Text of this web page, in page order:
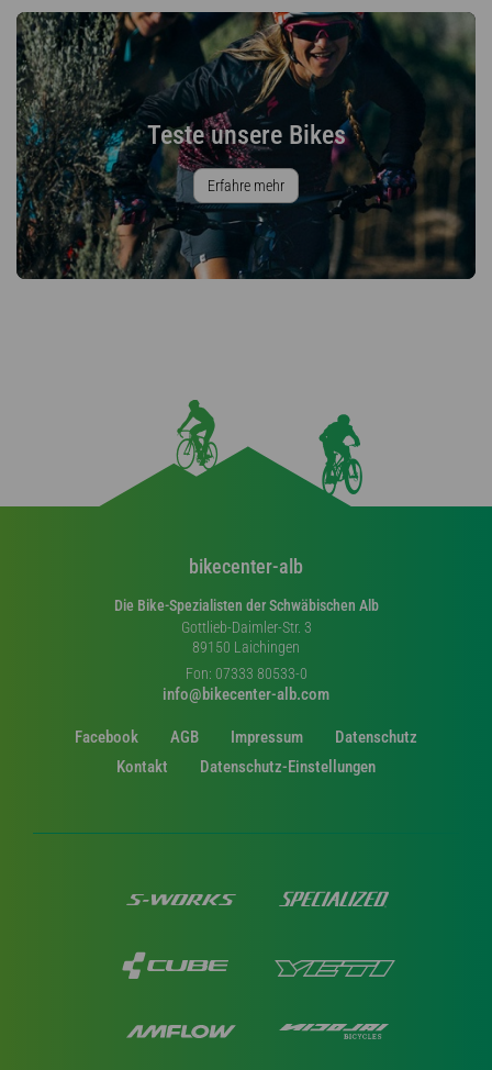
Teste unsere Bikes
Erfahre mehr
bikecenter-alb
Die Bike-Spezialisten der Schwäbischen Alb
Gottlieb-Daimler-Str. 3
89150 Laichingen
Fon: 07333 80533-0
info@bikecenter-alb.com
Facebook AGB Impressum
Datenschutz
Kontakt
Datenschutz-Einstellungen